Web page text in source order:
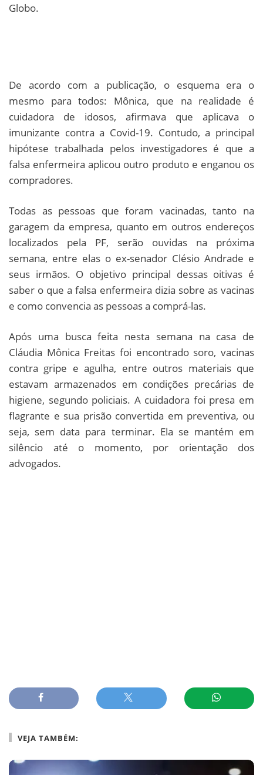
Globo.
De acordo com a publicação, o esquema era o
mesmo para todos: Mônica, que na realidade é
cuidadora de idosos, afirmava que aplicava o
imunizante contra a Covid-19. Contudo, a principal
hipótese trabalhada pelos investigadores é que a
falsa enfermeira aplicou outro produto e enganou os
compradores.
Todas as pessoas que foram vacinadas, tanto na
garagem da empresa, quanto em outros endereços
localizados pela PF, serão ouvidas na próxima
semana, entre elas o ex-senador Clésio Andrade e
seus irmãos. O objetivo principal dessas oitivas é
saber o que a falsa enfermeira dizia sobre as vacinas
e como convencia as pessoas a comprá-las.
Após uma busca feita nesta semana na casa de
Cláudia Mônica Freitas foi encontrado soro, vacinas
contra gripe e agulha, entre outros materiais que
estavam armazenados em condições precárias de
higiene, segundo policiais. A cuidadora foi presa em
flagrante e sua prisão convertida em preventiva, ou
seja, sem data para terminar. Ela se mantém em
silêncio até o momento, por orientação dos
advogados.
VEJA TAMBÉM: